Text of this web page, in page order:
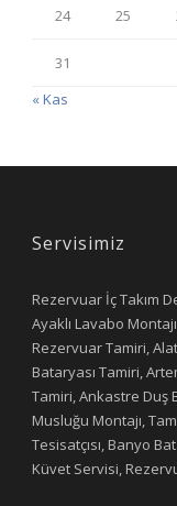
24 25
31
« Kas
Servisimiz
Rezervuar İç Takım
Ayaklı Lavabo
Rezervuar Tamiri,
Bataryası Tamiri,
Tamiri, Ankastre Duş
Musluğu Montajı,
Tesisatçısı, Banyo
Küvet Servisi,